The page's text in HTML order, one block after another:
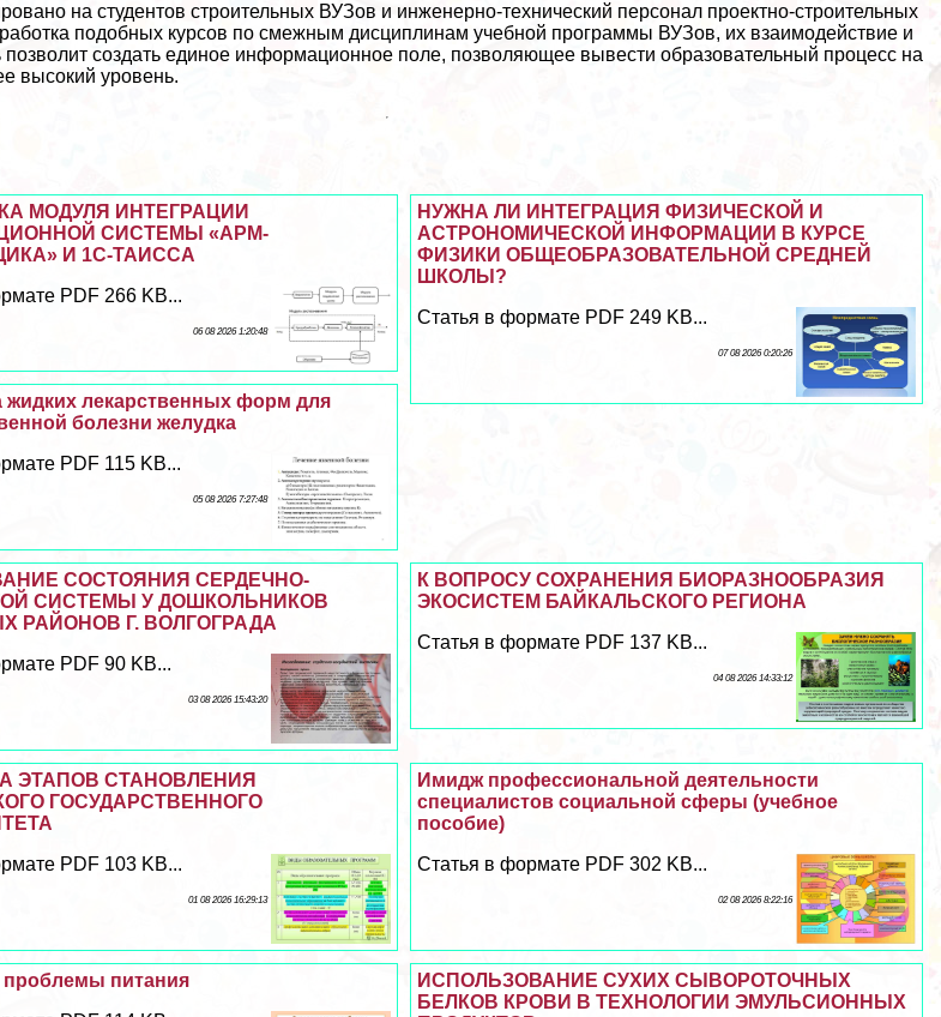
на студентов строительных ВУЗов и инженерно-технический персонал проектно-строительных
подобных курсов по смежным дисциплинам учебной программы ВУЗов, их взаимодействие и
позволит создать единое информационное поле, позволяющее вывести образовательный процесс на
высокий уровень.
НУЖНА ЛИ ИНТЕГРАЦИЯ ФИЗИЧЕСКОЙ И
АСТРОНОМИЧЕСКОЙ ИНФОРМАЦИИ В КУРСЕ
ФИЗИКИ ОБЩЕОБРАЗОВАТЕЛЬНОЙ СРЕДНЕЙ
ШКОЛЫ?
Статья в формате PDF 249 KB...
07 08 2026 0:20:26
МОДУЛЯ ИНТЕГРАЦИИ
СИСТЕМЫ «АРМ-
И 1С-ТАИССА
PDF 266 KB...
06 08 2026 1:20:48
жидких лекарственных форм для
болезни желудка
PDF 115 KB...
05 08 2026 7:27:48
К ВОПРОСУ СОХРАНЕНИЯ БИОРАЗНООБРАЗИЯ
ЭКОСИСТЕМ БАЙКАЛЬСКОГО РЕГИОНА
Статья в формате PDF 137 KB...
04 08 2026 14:33:12
СОСТОЯНИЯ СЕРДЕЧНО-
СИСТЕМЫ У ДОШКОЛЬНИКОВ
РАЙОНОВ Г. ВОЛГОГРАДА
PDF 90 KB...
03 08 2026 15:43:20
Имидж профессиональной деятельности
специалистов социальной сферы (учебное
пособие)
Статья в формате PDF 302 KB...
02 08 2026 8:22:16
ЭТАПОВ СТАНОВЛЕНИЯ
ГОСУДАРСТВЕННОГО
PDF 103 KB...
01 08 2026 16:29:13
ИСПОЛЬЗОВАНИЕ СУХИХ СЫВОРОТОЧНЫХ
БЕЛКОВ КРОВИ В ТЕХНОЛОГИИ ЭМУЛЬСИОННЫХ
проблемы питания